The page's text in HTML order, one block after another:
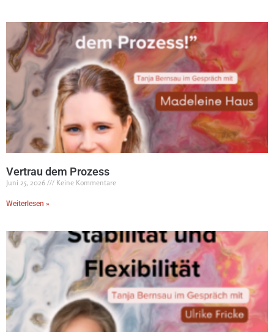
Vertrau dem Prozess
Juni 25, 2026 Keine Kommentare
Weiterlesen »